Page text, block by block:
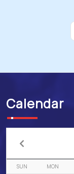
Calendar
SUN MON